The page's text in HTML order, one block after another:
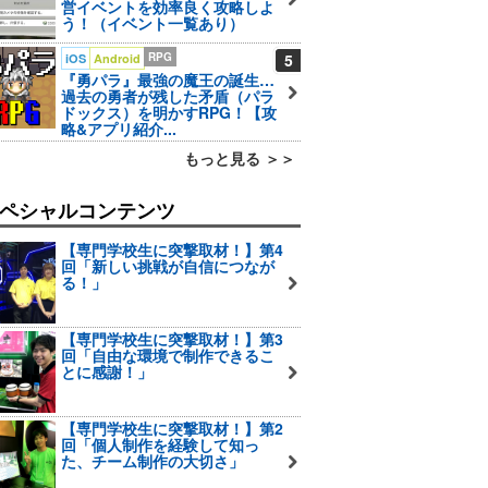
営イベントを効率良く攻略しよ
う！（イベント一覧あり）
5
iOS Android RPG
『勇パラ』最強の魔王の誕生…
過去の勇者が残した矛盾（パラ
ドックス）を明かすRPG！【攻
略&アプリ紹介...
もっと見る ＞＞
シャルコンテンツ
【専門学校生に突撃取材！】第4
回「新しい挑戦が自信につなが
る！」
【専門学校生に突撃取材！】第3
回「自由な環境で制作できるこ
とに感謝！」
【専門学校生に突撃取材！】第2
回「個人制作を経験して知っ
た、チーム制作の大切さ」